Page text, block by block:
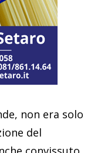
non era solo
del